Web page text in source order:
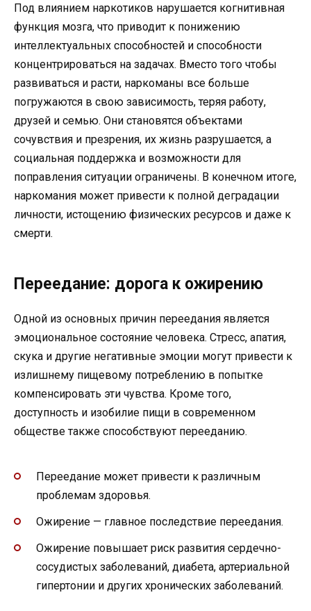
Под влиянием наркотиков нарушается когнитивная
функция мозга, что приводит к понижению
интеллектуальных способностей и способности
концентрироваться на задачах. Вместо того чтобы
развиваться и расти, наркоманы все больше
погружаются в свою зависимость, теряя работу,
друзей и семью. Они становятся объектами
сочувствия и презрения, их жизнь разрушается, а
социальная поддержка и возможности для
поправления ситуации ограничены. В конечном итоге,
наркомания может привести к полной деградации
личности, истощению физических ресурсов и даже к
смерти.
Переедание: дорога к ожирению
Одной из основных причин переедания является
эмоциональное состояние человека. Стресс, апатия,
скука и другие негативные эмоции могут привести к
излишнему пищевому потреблению в попытке
компенсировать эти чувства. Кроме того,
доступность и изобилие пищи в современном
обществе также способствуют перееданию.
Переедание может привести к различным
проблемам здоровья.
Ожирение — главное последствие переедания.
Ожирение повышает риск развития сердечно-
сосудистых заболеваний, диабета, артериальной
гипертонии и других хронических заболеваний.